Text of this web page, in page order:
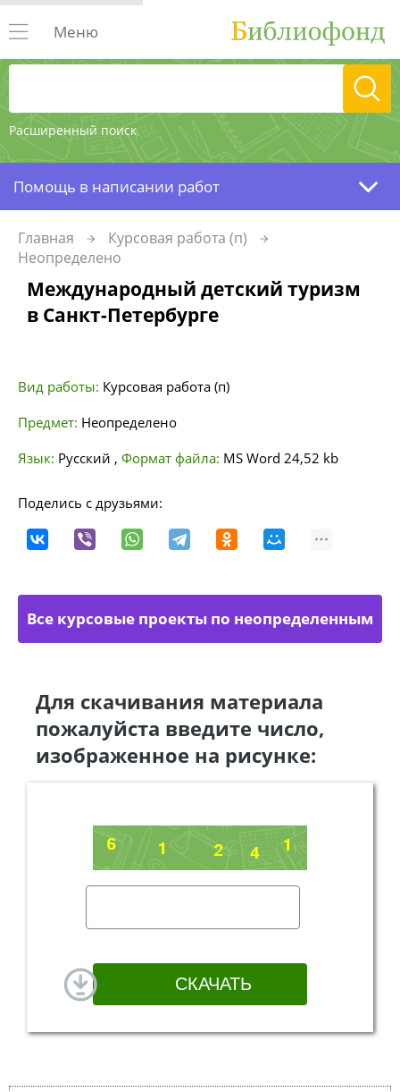
Расширенный поиск
Меню
Помощь в написании работ
Главная
Курсовая работа (п)
Неопределено
Международный детский туризм
в Санкт-Петербурге
Вид работы: Курсовая работа (п)
Предмет: Неопределено
Язык: Русский , Формат файла: MS Word 24,52 kb
Поделись с друзьями:
Все курсовые проекты по неопределенным
Для скачивания материала
пожалуйста введите число,
изображенное на рисунке: